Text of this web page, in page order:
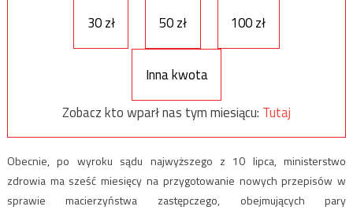
30 zł 50 zł 100 zł
Inna kwota
Zobacz kto wparł nas tym miesiącu: Tutaj
Obecnie, po wyroku sądu najwyższego z 10 lipca, ministerstwo
zdrowia ma sześć miesięcy na przygotowanie nowych przepisów w
sprawie macierzyństwa zastępczego, obejmujących pary